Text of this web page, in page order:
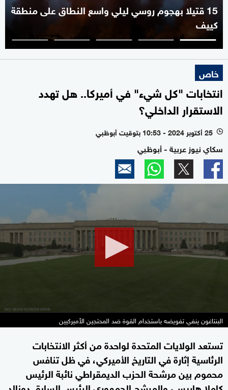
15 قتيلا بهجوم روسي ليلي واسع النطاق على منطقة
كييف
خاص
انتخابات "كل شيء" في أميركا.. هل تهدد
الاستقرار الداخلي؟
l 25 أكتوبر 2024 - 10:53 بتوقيت أبوظبي
سكاي نيوز عربية - أبوظبي
minutes,
57
seconds
البنتاغون ينفي تفويضه باستخدام القوة ضد المحتجين الأميركيين
تستعد الولايات المتحدة لواحدة من أكثر الانتخابات
الرئاسية إثارة في التاريخ الأميركي، في ظل تنافس
محموم بين مرشحة الحزب الديمقراطي نائبة الرئيس